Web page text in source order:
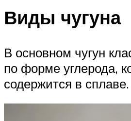
Виды чугуна
В основном чугун
по форме углерода,
содержится в сплаве.